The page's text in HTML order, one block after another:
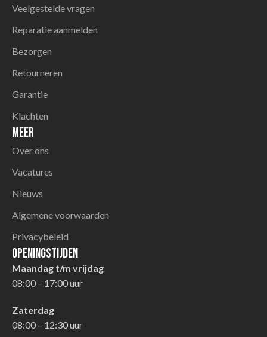
Veelgestelde vragen
Reparatie aanmelden
Bezorgen
Retourneren
Garantie
Klachten
Meer
Over ons
Vacatures
Nieuws
Algemene voorwaarden
Privacybeleid
Openingstijden
Maandag t/m vrijdag
08:00 – 17:00 uur
Zaterdag
08:00 – 12:30 uur